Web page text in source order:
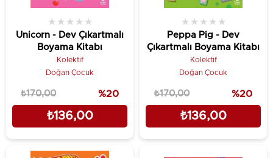
Unicorn - Dev Çıkartmalı
Boyama Kitabı
★ ★ ★ ★ ★
Kolektif
Doğan Çocuk
₺136,00
₺170,00 %20
Peppa Pig - Dev
Çıkartmalı Boyama Kitabı
★ ★ ★ ★ ★
Kolektif
Doğan Çocuk
₺136,00
₺170,00 %20